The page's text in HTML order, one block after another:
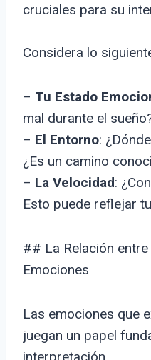
cruciales para su
Considera lo
– Tu Estado
mal durante el
– El Entorno:
¿Es un camino
– La Velocidad:
Esto puede reflejar
## La Relación
Emociones
Las emociones que
juegan un papel